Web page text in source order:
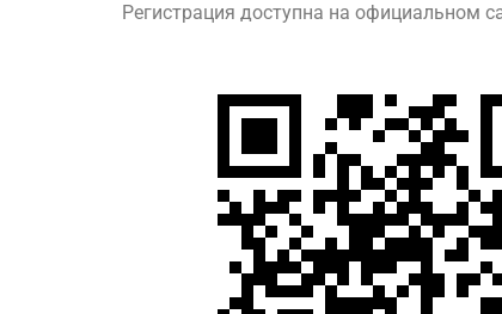
Регистрация доступна на официальном